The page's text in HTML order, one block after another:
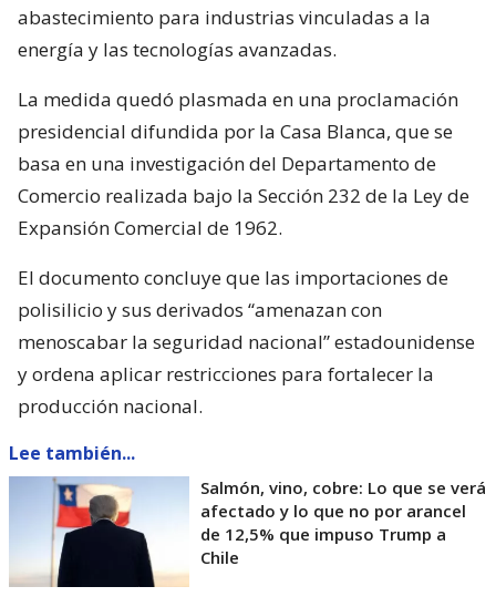
abastecimiento para industrias vinculadas a la
energía y las tecnologías avanzadas.
La medida quedó plasmada en una proclamación
presidencial difundida por la Casa Blanca, que se
basa en una investigación del Departamento de
Comercio realizada bajo la Sección 232 de la Ley de
Expansión Comercial de 1962.
El documento concluye que las importaciones de
polisilicio y sus derivados “amenazan con
menoscabar la seguridad nacional” estadounidense
y ordena aplicar restricciones para fortalecer la
producción nacional.
Lee también...
Salmón, vino, cobre: Lo que se verá
afectado y lo que no por arancel
de 12,5% que impuso Trump a
Chile